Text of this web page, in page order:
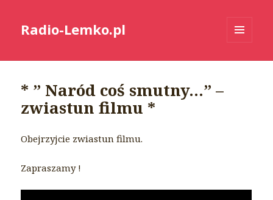
Radio-Lemko.pl
* ” Naród coś smutny…” –
zwiastun filmu *
Obejrzyjcie zwiastun filmu.
Zapraszamy !